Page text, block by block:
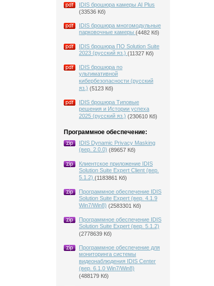
IDIS брошюра камеры AI Plus
(33536 Кб)
IDIS брошюра многомодульные
парковочные камеры (4482 Кб)
IDIS брошюра ПО Solution Suite
2023 (русский яз.) (11327 Кб)
IDIS брошюра по
ультимативной
кибербезопасности (русский
яз.) (5123 Кб)
IDIS брошюра Типовые
решения и Истории успеха
2025 (русский яз.) (230610 Кб)
Программное обеспечение:
IDIS Dynamic Privacy Masking
(вер. 2.0.0) (89657 Кб)
Клиентское приложение IDIS
Solution Suite Expert Client (вер.
5.1.2) (1183861 Кб)
Программное обеспечение IDIS
Solution Suite Expert (вер. 4.1.9
Win7/Win8) (2583301 Кб)
Программное обеспечение IDIS
Solution Suite Expert (вер. 5.1.2)
(2778639 Кб)
Программное обеспечение для
мониторинга системы
видеонаблюдения IDIS Center
(вер. 6.1.0 Win7/Win8)
(488179 Кб)